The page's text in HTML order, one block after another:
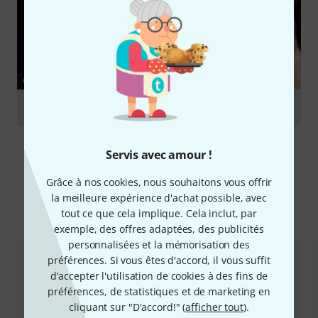
Servis avec amour !
Grâce à nos cookies, nous souhaitons vous offrir
la meilleure expérience d'achat possible, avec
tout ce que cela implique. Cela inclut, par
exemple, des offres adaptées, des publicités
personnalisées et la mémorisation des
préférences. Si vous êtes d'accord, il vous suffit
d'accepter l'utilisation de cookies à des fins de
préférences, de statistiques et de marketing en
cliquant sur "D'accord!" (afficher tout).
GUIDES
Comparez les alternatives